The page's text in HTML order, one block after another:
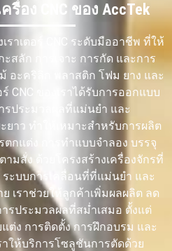
ง
งานขนาด
เล็กและชิ้น
งานที่
แม่นยำสูง
บางและ
ราบ
ริ
ก,
ม
กับพลาสติก
แผ่นเรซิน
ไม้ และวัสดุ
อื่นๆ ที่
สามารถขึ้น
รูปด้วย
เครื่องจักร
ได้
ใช้ได้กับ
อะคริลิก ไม้
หนัง ผ้า
กระดาษ
กระดาษ
แข็ง และ
พลาสติก
บางชนิด
อง CNC ของ AccTek
เราเตอร์ CNC ระดับมืออาชีพ ที่ให้
สลัก การเจาะ การกัด และการ
อะคริลิก พลาสติก โฟม ยาง และ
CNC ของเราได้รับการออกแบบ
รประมวลผลที่แม่นยำ และ
าว ทำให้เหมาะสำหรับการผลิต
กแต่ง การทำแบบจำลอง บรรจุ
มสั่ง ด้วยโครงสร้างเครื่องจักรที่
ะบบการเคลื่อนที่ที่แม่นยำ และ
เราช่วยให้ลูกค้าเพิ่มผลผลิต ลด
ประมวลผลที่สม่ำเสมอ ตั้งแต่
ต่ง การติดตั้ง การฝึกอบรม และ
ให้บริการโซลูชันการตัดด้วย